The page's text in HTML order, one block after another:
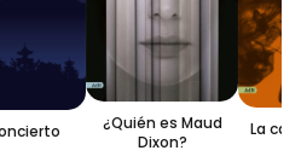
¿Quién es Maud
Dixon?
La